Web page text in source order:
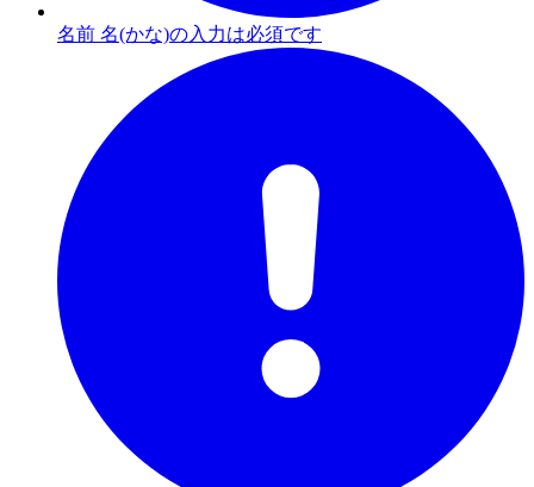
名前 名(かな)の入力は必須です